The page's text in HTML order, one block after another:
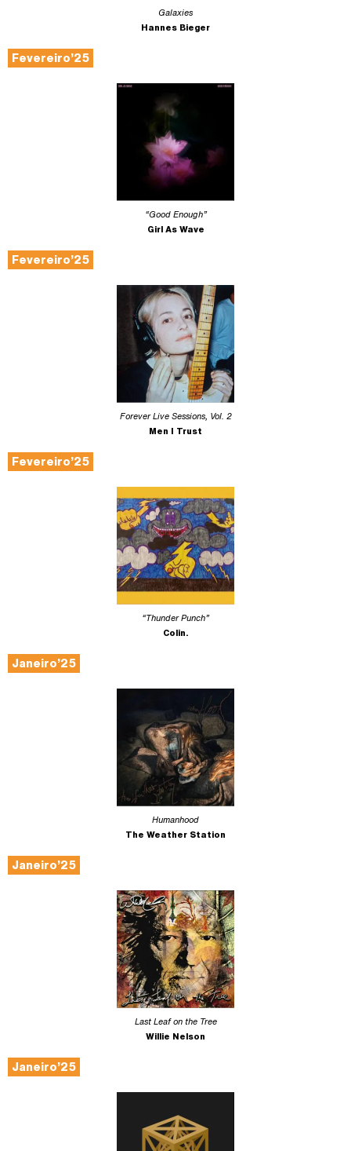
Galaxies
Hannes Bieger
Fevereiro’25
“Good Enough”
Girl As Wave
Fevereiro’25
Forever Live Sessions, Vol. 2
Men I Trust
Fevereiro’25
“Thunder Punch”
Colin.
Janeiro’25
Humanhood
The Weather Station
Janeiro’25
Last Leaf on the Tree
Willie Nelson
Janeiro’25